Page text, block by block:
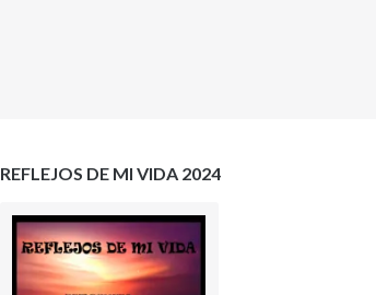
REFLEJOS DE MI VIDA 2024